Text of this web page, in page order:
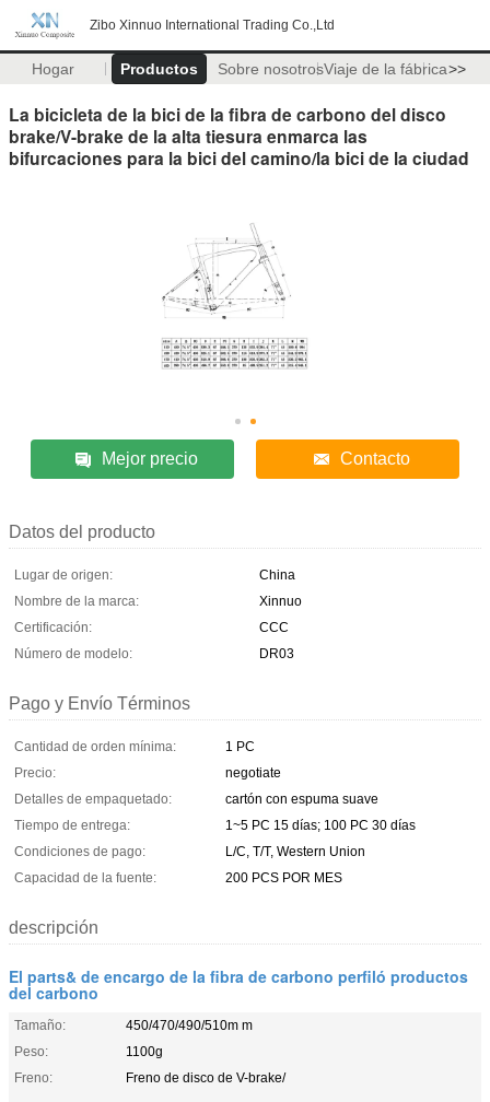
Zibo Xinnuo International Trading Co.,Ltd
Hogar Productos Sobre nosotrosViaje de la fábrica>>
La bicicleta de la bici de la fibra de carbono del disco
brake/V-brake de la alta tiesura enmarca las
bifurcaciones para la bici del camino/la bici de la ciudad
Mejor precio Contacto
Datos del producto
Lugar de origen:
China
Nombre de la marca:
Xinnuo
Certificación:
CCC
Número de modelo:
DR03
Pago y Envío Términos
Cantidad de orden mínima:
1 PC
Precio:
negotiate
Detalles de empaquetado:
cartón con espuma suave
Tiempo de entrega:
1~5 PC 15 días; 100 PC 30 días
Condiciones de pago:
L/C, T/T, Western Union
Capacidad de la fuente:
200 PCS POR MES
descripción
El parts& de encargo de la fibra de carbono perfiló productos
del carbono
Tamaño:
450/470/490/510m m
Peso:
1100g
Freno:
Freno de disco de V-brake/